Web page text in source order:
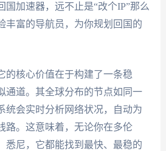
国加速器，远不止是“改个IP”那么
丰富的导航员，为你规划回国的
的核心价值在于构建了一条稳
通道。其全球分布的节点如同一
统会实时分析网络状况，自动为
路。这意味着，无论你在多伦
悉尼，它都能找到最快、最稳的